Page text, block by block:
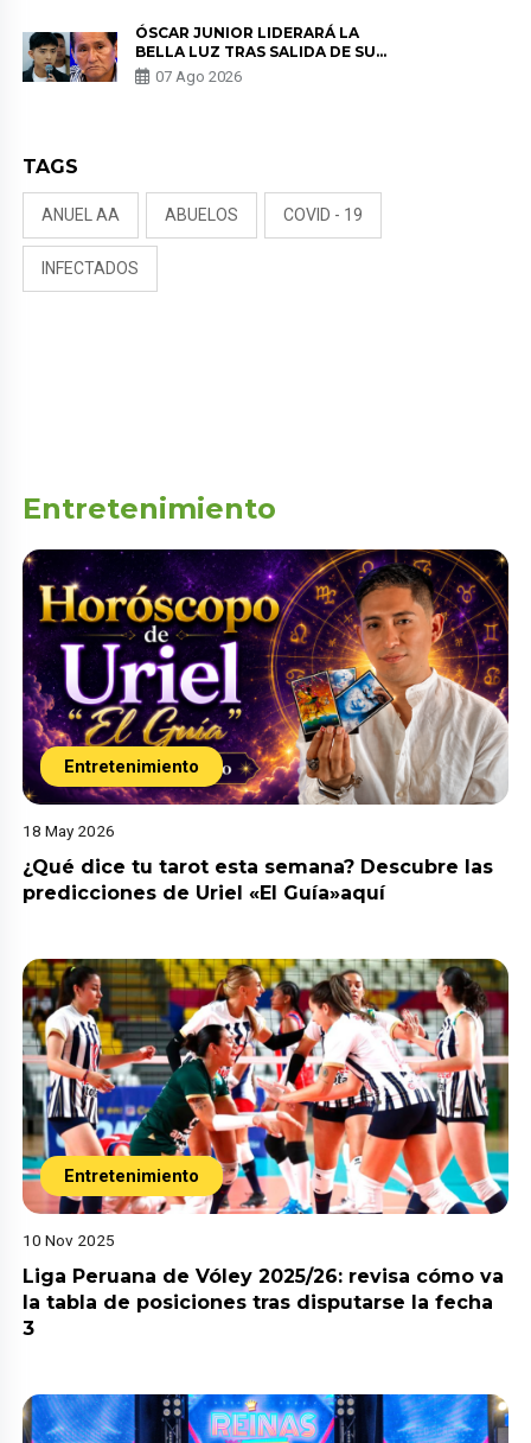
ÓSCAR JUNIOR LIDERARÁ LA
BELLA LUZ TRAS SALIDA DE SU
PADRE POR POLÉMICA CON
NALDY SALDAÑA
07 Ago 2026
TAGS
ANUEL AA ABUELOS COVID - 19
INFECTADOS
Entretenimiento
Entretenimiento
18 May 2026
¿Qué dice tu tarot esta semana? Descubre las
predicciones de Uriel «El Guía»aquí
Entretenimiento
10 Nov 2025
Liga Peruana de Vóley 2025/26: revisa cómo va
la tabla de posiciones tras disputarse la fecha
3